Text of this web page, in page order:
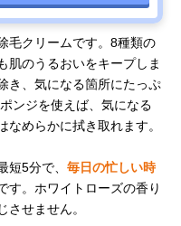
毛クリームです。8種類の
肌のうるおいをキープしま
き、気になる箇所にたっぷ
ンジを使えば、気になる
めらかに拭き取れます。
短5分で、 毎日の忙しい時
す。ホワイトローズの香り
させません。